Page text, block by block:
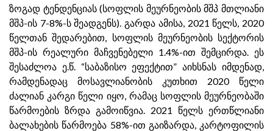
ზოგად ტენდენციას (სოფლის მეურნეობის მშპ მთლიანი
მშპ-ის 7-8%-ს შეადგენს). გარდა ამისა, 2021 წელს, 2020
წელთან შედარებით, სოფლის მეურნეობის სექტორის
მშპ-ის რეალური მაჩვენებელი 1.4%-ით შემცირდა. ეს
შესაძლოა ე.წ. “საბაზისო ეფექტით” აიხსნას იმდენად,
რამდენადაც მოსავლიანობის კუთხით 2020 წელი
ძალიან კარგი წელი იყო, რამაც სოფლის მეურნეობაში
წარმოების ზრდა გამოიწვია. 2021 წელს ერთწლიანი
ბალახების წარმოება 58%-ით გაიზარდა, კარტოფილის